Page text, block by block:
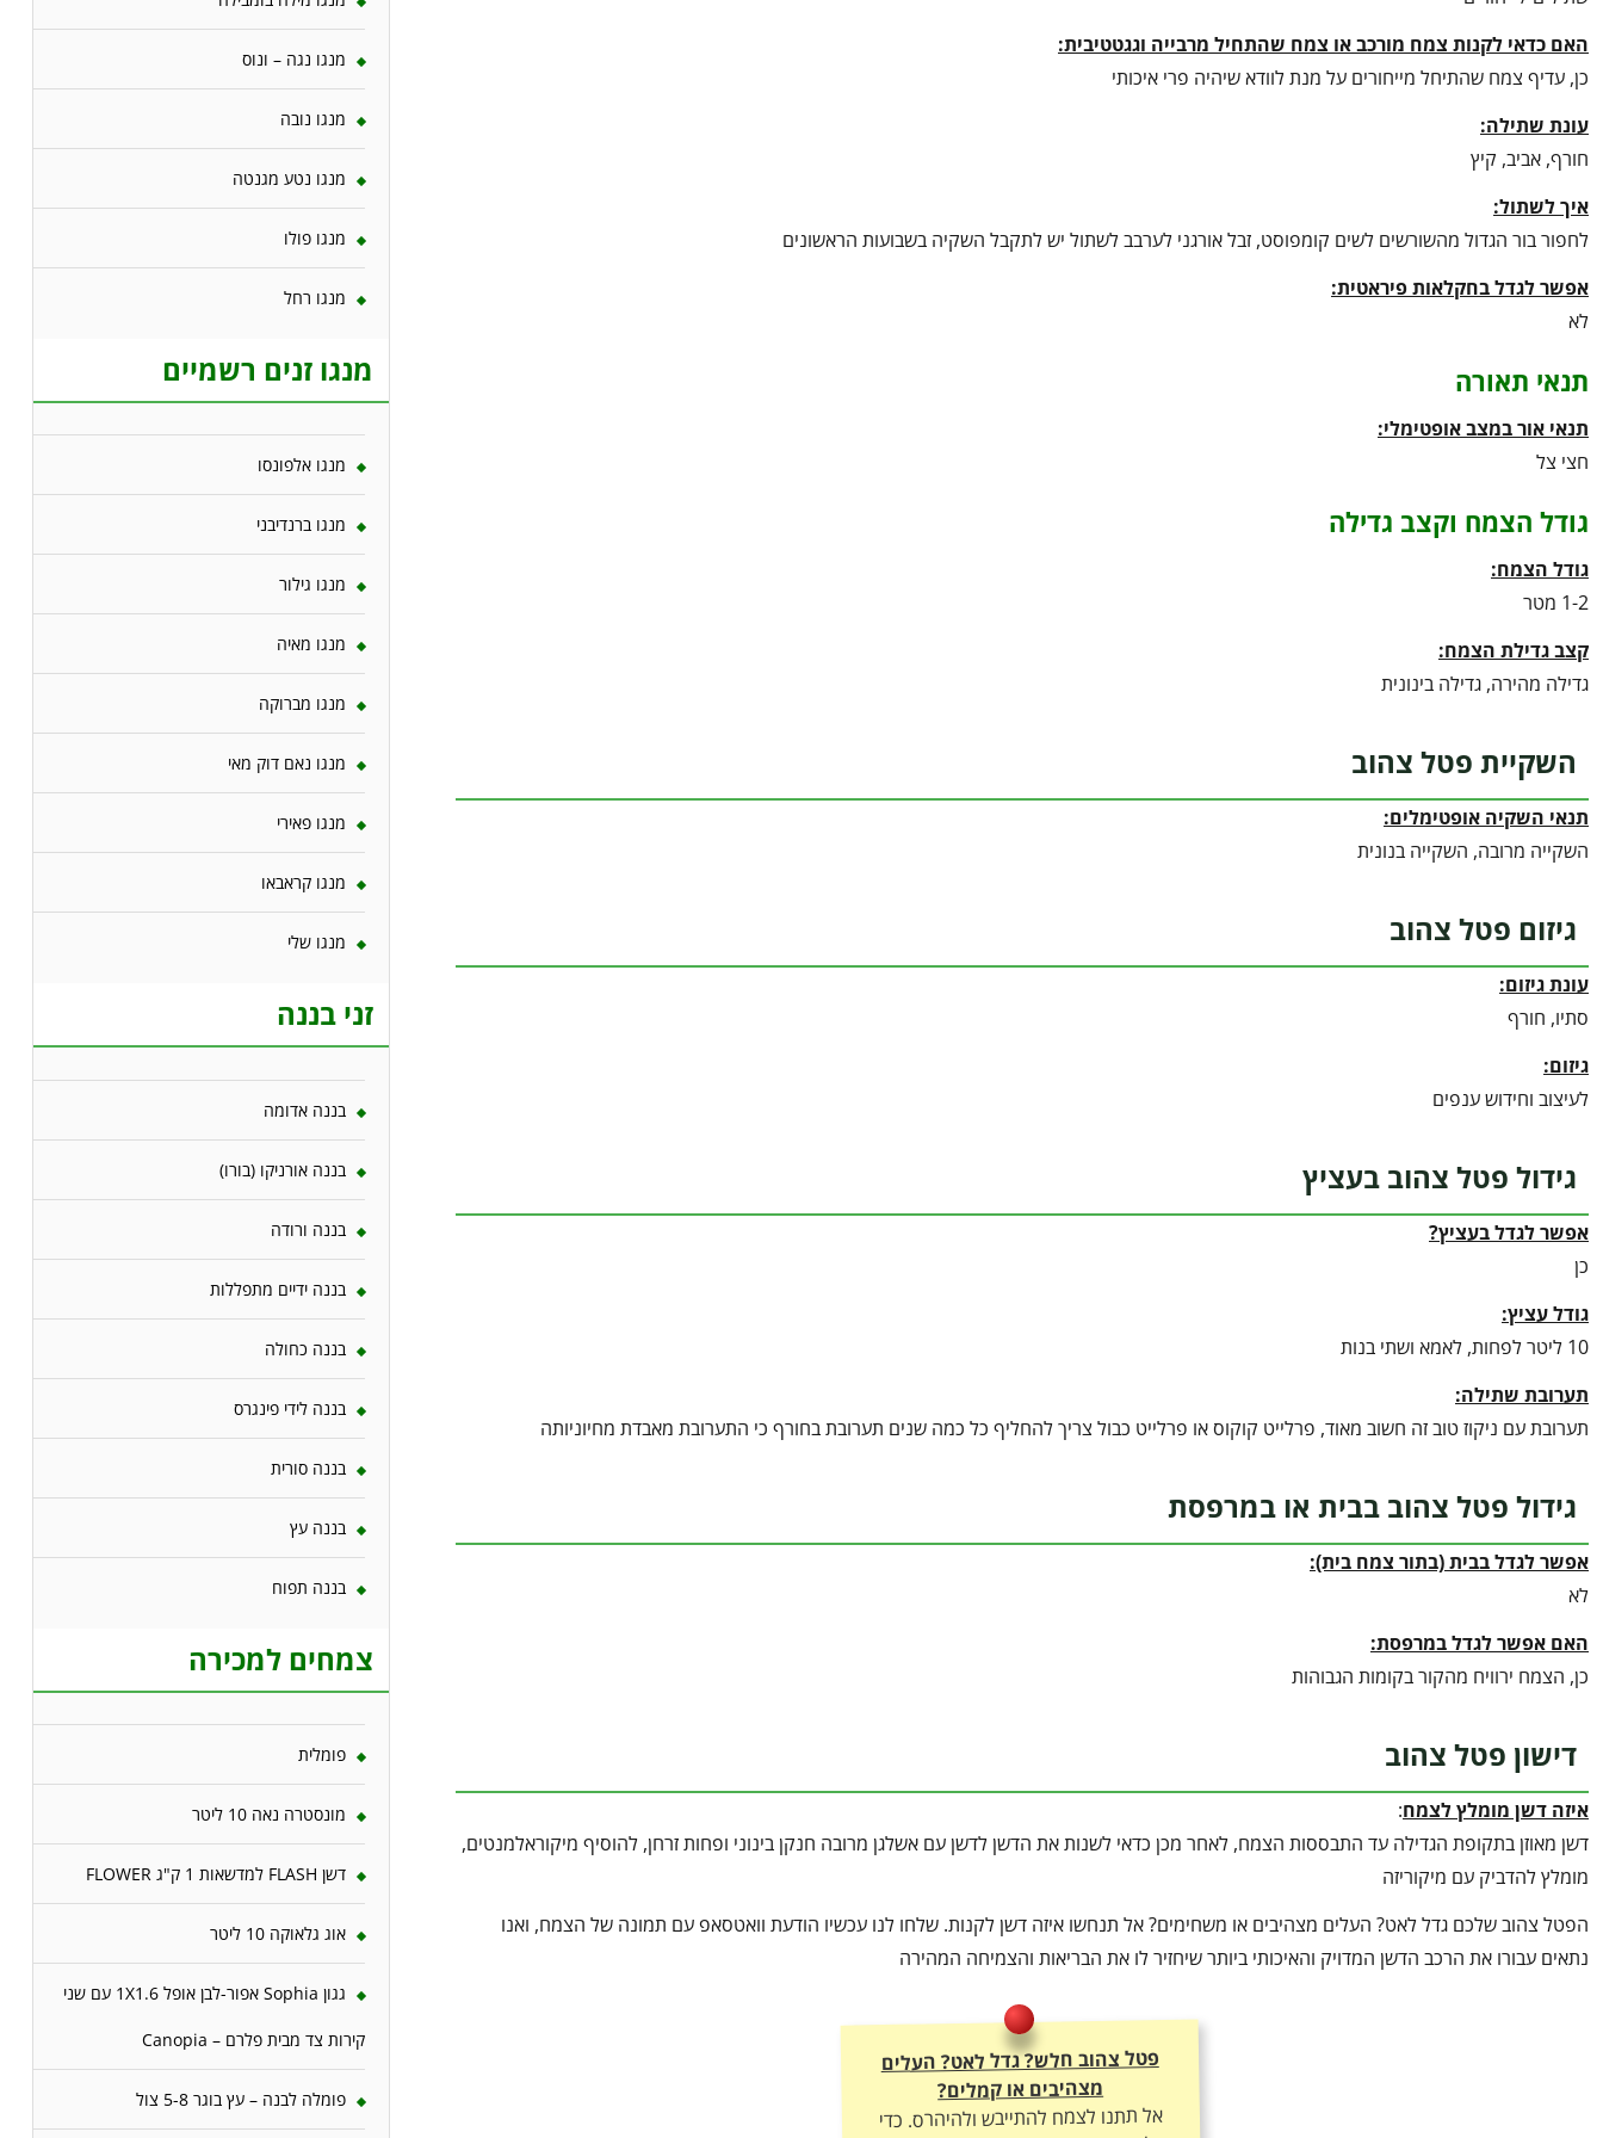
האם כדאי לקנות צמח מורכב או צמח שהתחיל מרבייה וגגטטיבית:
כן, עדיף צמח שהתיחל מייחורים על מנת לוודא שיהיה פרי איכותי
עונת שתילה:
חורף, אביב, קיץ
איך לשתול:
לחפור בור הגדול מהשורשים לשים קומפוסט, זבל אורגני לערבב לשתול יש לתקבל השקיה בשבועות הראשונים
אפשר לגדל בחקלאות פיראטית:
לא
תנאי תאורה
תנאי אור במצב אופטימלי:
חצי צל
גודל הצמח וקצב גדילה
גודל הצמח:
1-2 מטר
קצב גדילת הצמח:
גדילה מהירה, גדילה בינונית
השקיית פטל צהוב
תנאי השקיה אופטימלים:
השקייה מרובה, השקייה בנונית
גיזום פטל צהוב
עונת גיזום:
סתיו, חורף
גיזום:
לעיצוב וחידוש ענפים
גידול פטל צהוב בעציץ
אפשר לגדל בעציץ?
כן
גודל עציץ:
10 ליטר לפחות, לאמא ושתי בנות
תערובת שתילה:
תערובת עם ניקוז טוב זה חשוב מאוד, פרלייט קוקוס או פרלייט כבול צריך להחליף כל כמה שנים תערובת בחורף כי התערובת מאבדת מחיוניותה
גידול פטל צהוב בבית או במרפסת
אפשר לגדל בבית (בתור צמח בית):
לא
האם אפשר לגדל במרפסת:
כן, הצמח ירוויח מהקור בקומות הגבוהות
דישון פטל צהוב
איזה דשן מומלץ לצמח:
דשן מאוזן בתקופת הגדילה עד התבססות הצמח, לאחר מכן כדאי לשנות את הדשן לדשן עם אשלגן מרובה חנקן בינוני ופחות זרחן, להוסיף מיקוראלמנטים,
מומלץ להדביק עם מיקוריזה
הפטל צהוב שלכם גדל לאט? העלים מצהיבים או משחימים? אל תנחשו איזה דשן לקנות. שלחו לנו עכשיו הודעת וואטסאפ עם תמונה של הצמח, ואנו
נתאים עבורו את הרכב הדשן המדויק והאיכותי ביותר שיחזיר לו את הבריאות והצמיחה המהירה
פטל צהוב חלש? גדל לאט? העלים
מצהיבים או קמלים?
אל תתנו לצמח להתייבש ולהיהרס. כדי
ליהנות מצמיחה מטורפת, יבול עשיר
ועלוקה ירוקה – חובה להתאים לו את
מנגו נגה – ונוס
מנגו נובה
מנגו נטע מגנטה
מנגו פולו
מנגו רחל
מנגו זנים רשמיים
מנגו אלפונסו
מנגו ברנדיבני
מנגו גילור
מנגו מאיה
מנגו מברוקה
מנגו נאם דוק מאי
מנגו פאירי
מנגו קראבאו
מנגו שלי
זני בננה
בננה אדומה
בננה אורניקו (בורו)
בננה ורודה
בננה ידיים מתפללות
בננה כחולה
בננה לידי פינגרס
בננה סורית
בננה עץ
בננה תפוח
צמחים למכירה
פומלית
מונסטרה נאה 10 ליטר
דשן FLASH למדשאות 1 ק"ג FLOWER
אוג גלאוקה 10 ליטר
גגון Sophia אפור-לבן אופל 1X1.6 עם שני
קירות צד מבית פלרם – Canopia
פומלה לבנה – עץ בוגר 5-8 צול